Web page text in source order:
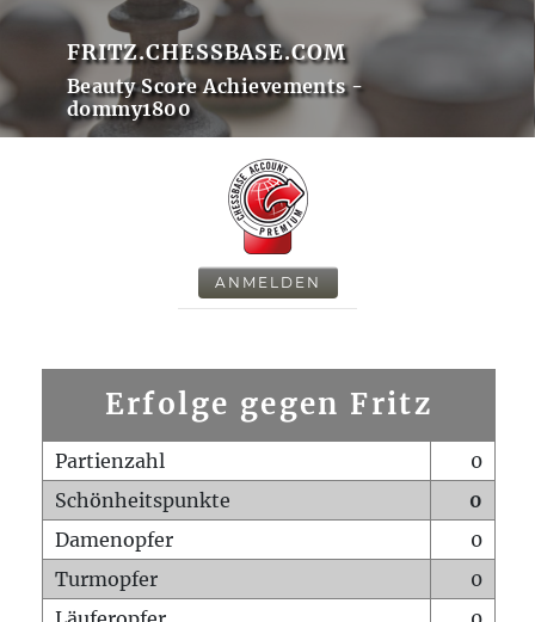
FRITZ.CHESSBASE.COM
Beauty Score Achievements -
dommy1800
ANMELDEN
Erfolge gegen Fritz
Partienzahl
0
Schönheitspunkte
0
Damenopfer
0
Turmopfer
0